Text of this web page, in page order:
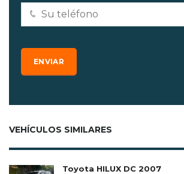
VEHÍCULOS SIMILARES
Toyota HILUX DC 2007